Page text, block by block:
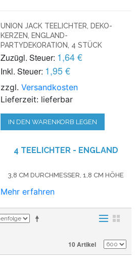
UNION JACK TEELICHTER, DEKO-
KERZEN, ENGLAND-
PARTYDEKORATION, 4 STÜCK
Zuzügl. Steuer: 1,64 €
Inkl. Steuer: 1,95 €
zzgl.Versandkosten
Lieferzeit: lieferbar
IN DEN WARENKORB LEGEN
4 TEELICHTER - ENGLAND
3,8 CM DURCHMESSER, 1,8 CM HÖHE
Mehr erfahren
10 Artikel